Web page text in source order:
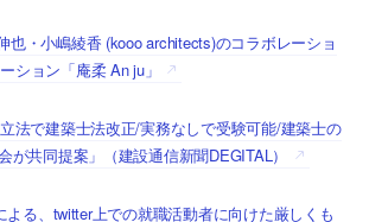
也・小嶋綾香 (kooo architects)のコラボレーショ
ション「庵柔 An ju」
立法で建築士法改正/実務なしで受験可能/建築士の
が共同提案」（建設通信新聞DEGITAL）
よる、twitter上での就職活動者に向けた厳しくも